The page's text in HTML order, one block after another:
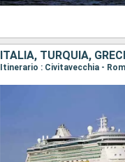
ITALIA, TURQUÍA,
Itinerario : Civitavecchia -